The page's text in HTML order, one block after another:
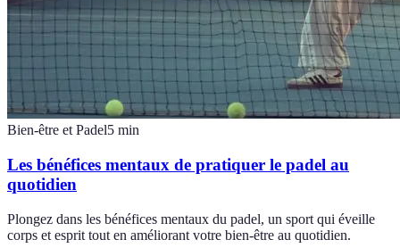
Bien-être et Padel5 min
Les bénéfices mentaux de pratiquer le padel au
quotidien
Plongez dans les bénéfices mentaux du padel, un sport qui éveille
corps et esprit tout en améliorant votre bien-être au quotidien.